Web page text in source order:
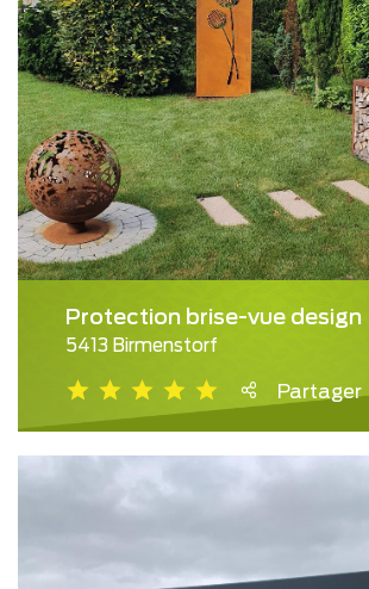
Protection brise-vue design
5413 Birmenstorf
Partager